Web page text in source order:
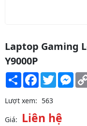
Laptop Gaming
Y9000P
Share Facebook
Twitter
Lượt xem: 563
Giá: Liên hệ